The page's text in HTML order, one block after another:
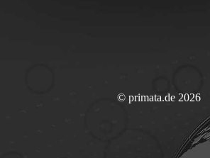
© primata.de 2026